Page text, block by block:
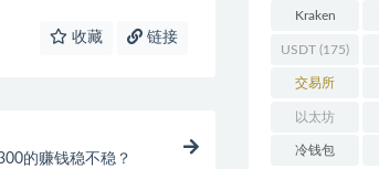
收藏 链接
的赚钱稳不稳？
(206)
Kraken
(104)
USDT (175)
交易所
(2164)
以太坊
(742)
冷钱包